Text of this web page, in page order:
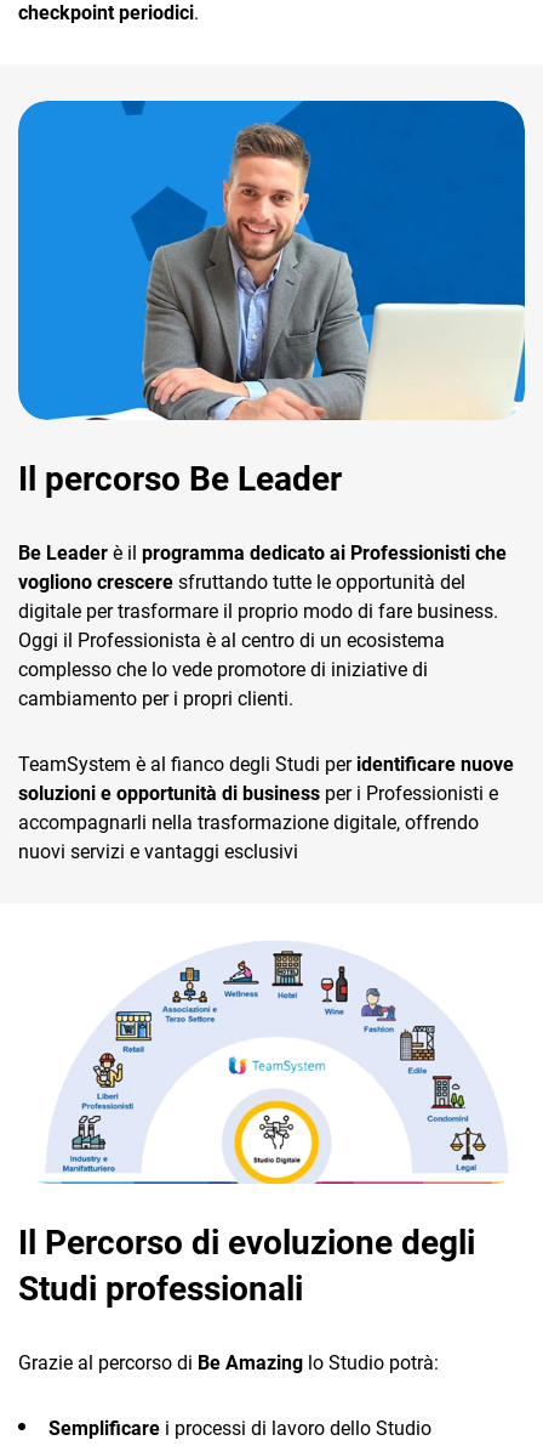
checkpoint periodici.
Il percorso Be Leader
Be Leader è il programma dedicato ai Professionisti che
vogliono crescere sfruttando tutte le opportunità del
digitale per trasformare il proprio modo di fare business.
Oggi il Professionista è al centro di un ecosistema
complesso che lo vede promotore di iniziative di
cambiamento per i propri clienti.
TeamSystem è al fianco degli Studi per identificare nuove
soluzioni e opportunità di business per i Professionisti e
accompagnarli nella trasformazione digitale, offrendo
nuovi servizi e vantaggi esclusivi
Il Percorso di evoluzione degli
Studi professionali
Grazie al percorso di Be Amazing lo Studio potrà:
Semplificare i processi di lavoro dello Studio